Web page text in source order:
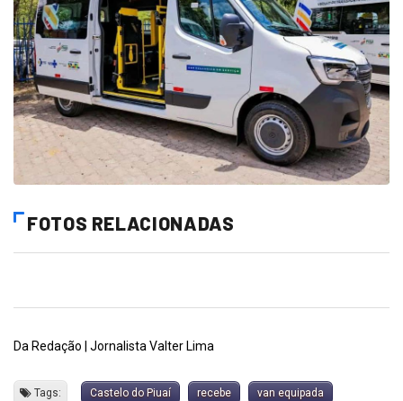
FOTOS RELACIONADAS
Da Redação | Jornalista Valter Lima
Tags: Castelo do Piuaí recebe van equipada